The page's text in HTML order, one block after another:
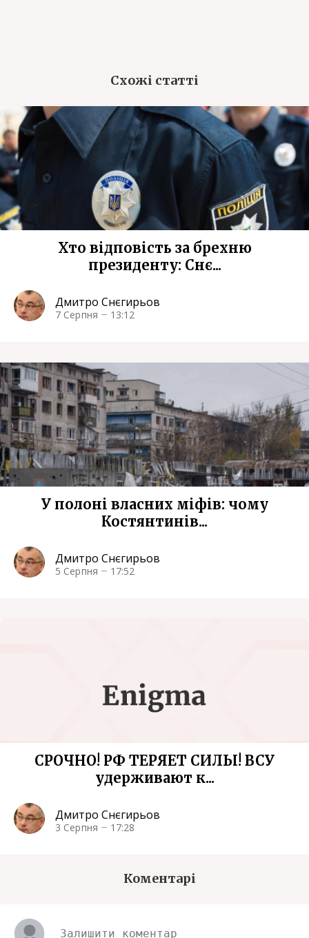
Схожі статті
Хто відповість за брехню
президенту: Снє...
Дмитро Снєгирьов
7 Серпня 13:12
У полоні власних міфів: чому
Костянтинів...
Дмитро Снєгирьов
5 Серпня 17:52
СРОЧНО! РФ ТЕРЯЕТ СИЛЫ! ВСУ
удерживают к...
Дмитро Снєгирьов
3 Серпня 17:28
Коментарі